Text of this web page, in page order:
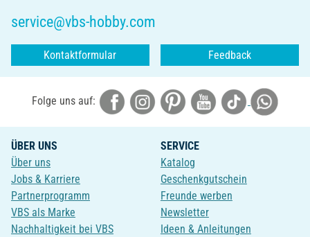
service@vbs-hobby.com
Kontaktformular Feedback
Folge uns auf:
ÜBER UNS
Über uns
Jobs & Karriere
Partnerprogramm
VBS als Marke
Nachhaltigkeit bei VBS
SERVICE
Katalog
Geschenkgutschein
Freunde werben
Newsletter
Ideen & Anleitungen